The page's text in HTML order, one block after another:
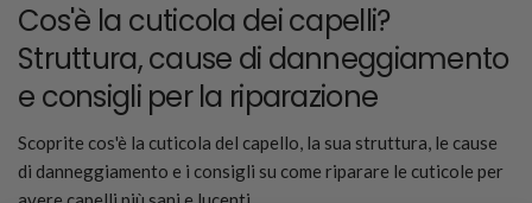
Cos'è la cuticola dei capelli?
Struttura, cause di danneggiamento
e consigli per la riparazione
Scoprite cos'è la cuticola del capello, la sua struttura, le cause
di danneggiamento e i consigli su come riparare le cuticole per